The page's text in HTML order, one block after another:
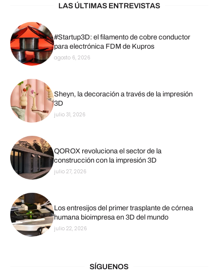
LAS ÚLTIMAS ENTREVISTAS
#Startup3D: el filamento de cobre conductor
para electrónica FDM de Kupros
agosto 6, 2026
Sheyn, la decoración a través de la impresión
3D
julio 31, 2026
QOROX revoluciona el sector de la
construcción con la impresión 3D
julio 27, 2026
Los entresijos del primer trasplante de córnea
humana bioimpresa en 3D del mundo
julio 22, 2026
SÍGUENOS